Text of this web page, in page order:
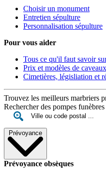
Choisir un monument
Entretien sépulture
Personnalisation sépulture
Pour vous aider
Tous ce qu'il faut savoir
Prix et modèles de
Cimetières, législiation et
Trouvez les meilleurs marbriers
Rechercher des pompes
Prévoyance
Prévoyance obsèques